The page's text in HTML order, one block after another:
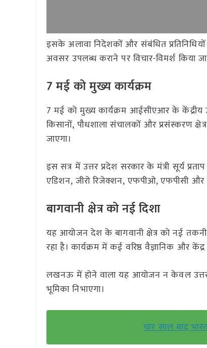
इसके अलावा निदेशकों और संबंधित
अवसर उपलब्ध कराने पर विचार-विमर्श किया
7 मई को मुख्य कार्यक्रम
7 मई को मुख्य कार्यक्रम आईसीएआर के
किसानों, पौधशाला संचालकों और प्रसंस्करण
जाएगा।
इस सत्र में उत्तर प्रदेश सरकार के मंत्री सूर्य
एडिशन, जीरो रिजेक्शन, एफपीओ, एफपीसी और
बागवानी क्षेत्र को नई दिशा
यह आयोजन देश के बागवानी क्षेत्र को नई
रहा है। कार्यक्रम में कई वरिष्ठ वैज्ञानिक और
लखनऊ में होने वाला यह आयोजन न केवल उत्तर
भूमिका निभाएगा।
चार साल बाद